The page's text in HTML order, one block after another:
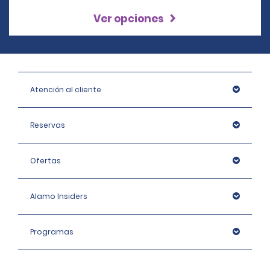
Ver opciones
Atención al cliente
Reservas
Ofertas
Alamo Insiders
Programas